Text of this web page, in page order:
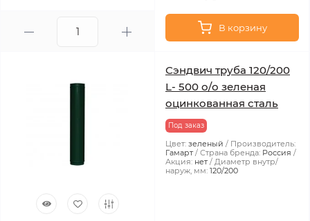
В корзину
Сэндвич труба 120/200
L- 500 о/о зеленая
оцинкованная сталь
Под заказ
Цвет: зеленый
Производитель:
Гамарт
Страна бренда: Россия
Акция: нет
Диаметр внутр/
наруж, мм: 120/200